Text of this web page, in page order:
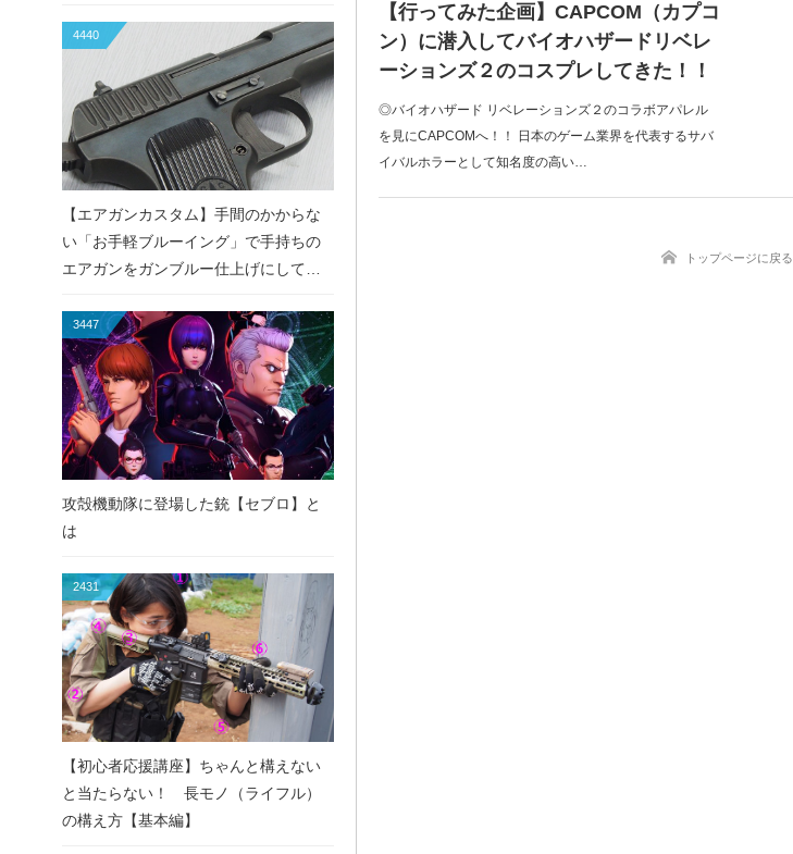
【行ってみた企画】CAPCOM（カプコ
ン）に潜入してバイオハザードリベレ
ーションズ２のコスプレしてきた！！
◎バイオハザード リベレーションズ２のコラボアパレル
を見にCAPCOMへ！！ 日本のゲーム業界を代表するサバ
イバルホラーとして知名度の高い…
トップページに戻る
4440
【エアガンカスタム】手間のかからな
い「お手軽ブルーイング」で手持ちの
エアガンをガンブルー仕上げにしてみ
3447
攻殻機動隊に登場した銃【セブロ】と
は
2431
【初心者応援講座】ちゃんと構えない
と当たらない！ 長モノ（ライフル）
の構え方【基本編】